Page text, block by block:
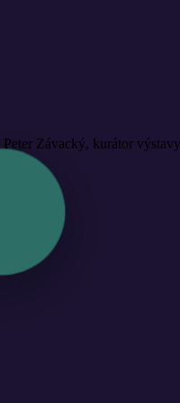
Peter Závacký, kurátor výstavy